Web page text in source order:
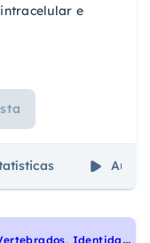
e
Aulas
U
EL 2010 - Biologia - Vertebrados, Identidade dos seres vivos